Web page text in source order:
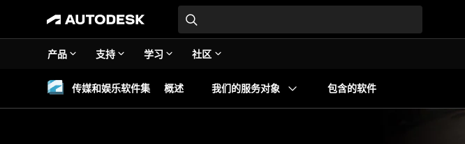
产品 支持 学习 社区
传媒和娱乐软件集 概述 我们的服务对象 包含的软件